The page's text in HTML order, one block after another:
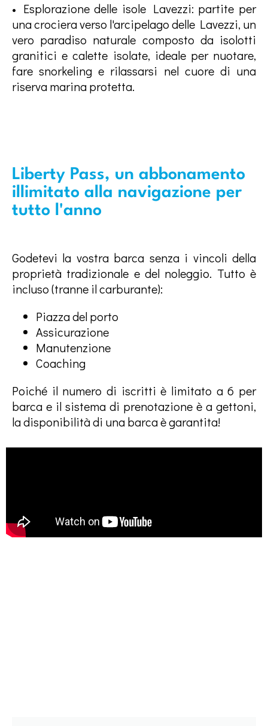
• Esplorazione delle isole Lavezzi: partite per
una crociera verso l'arcipelago delle Lavezzi, un
vero paradiso naturale composto da isolotti
granitici e calette isolate, ideale per nuotare,
fare snorkeling e rilassarsi nel cuore di una
riserva marina protetta.
Liberty Pass, un abbonamento
illimitato alla navigazione per
tutto l'anno
Godetevi la vostra barca senza i vincoli della
proprietà tradizionale e del noleggio. Tutto è
incluso (tranne il carburante):
Piazza del porto
Assicurazione
Manutenzione
Coaching
Poiché il numero di iscritti è limitato a 6 per
barca e il sistema di prenotazione è a gettoni,
la disponibilità di una barca è garantita!